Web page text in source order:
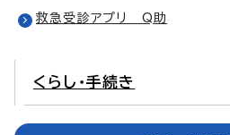
救急受診アプリ Q助
くらし・手続き